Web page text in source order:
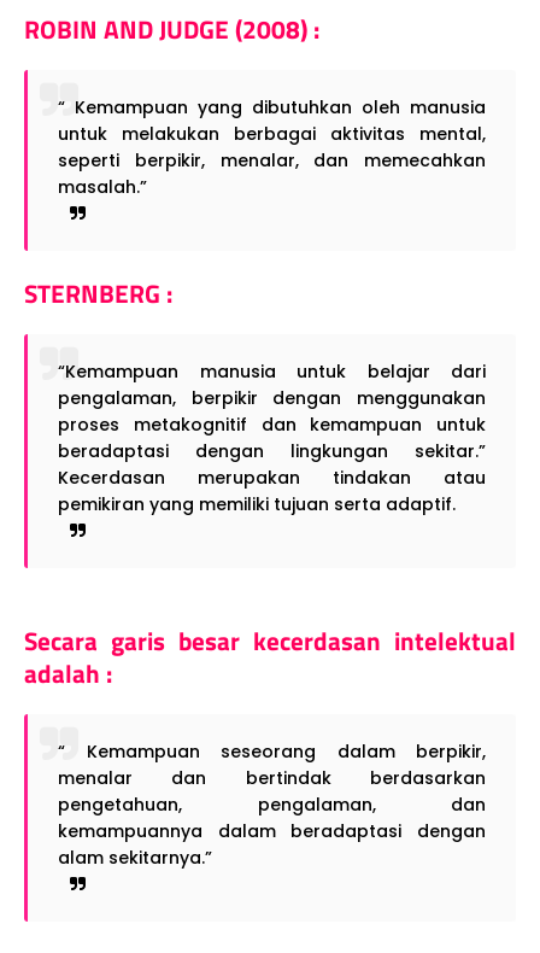
ROBIN AND JUDGE (2008) :
“ Kemampuan yang dibutuhkan oleh manusia
untuk melakukan berbagai aktivitas mental,
seperti berpikir, menalar, dan memecahkan
masalah.”
STERNBERG :
“Kemampuan manusia untuk belajar dari
pengalaman, berpikir dengan menggunakan
proses metakognitif dan kemampuan untuk
beradaptasi dengan lingkungan sekitar.”
Kecerdasan merupakan tindakan atau
pemikiran yang memiliki tujuan serta adaptif.
Secara garis besar kecerdasan intelektual
adalah :
“ Kemampuan seseorang dalam berpikir,
menalar dan bertindak berdasarkan
pengetahuan, pengalaman, dan
kemampuannya dalam beradaptasi dengan
alam sekitarnya.”